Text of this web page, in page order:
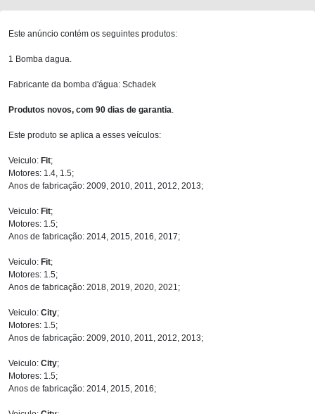
Este anúncio contém os seguintes produtos:
1 Bomba dagua.
Fabricante da bomba d'água: Schadek
Produtos novos, com 90 dias de garantia
Este produto se aplica a esses veículos:
Veiculo: Fit;
Motores: 1.4, 1.5;
Anos de fabricação: 2009, 2010, 2011, 2012, 2013;
Veiculo: Fit;
Motores: 1.5;
Anos de fabricação: 2014, 2015, 2016, 2017;
Veiculo: Fit;
Motores: 1.5;
Anos de fabricação: 2018, 2019, 2020, 2021;
Veiculo: City;
Motores: 1.5;
Anos de fabricação: 2009, 2010, 2011, 2012, 2013;
Veiculo: City;
Motores: 1.5;
Anos de fabricação: 2014, 2015, 2016;